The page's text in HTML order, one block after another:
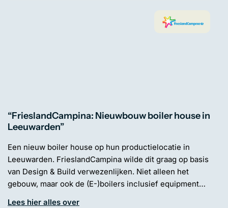
“FrieslandCampina: Nieuwbouw boiler house in
Leeuwarden”
Een nieuw boiler house op hun productielocatie in
Leeuwarden. FrieslandCampina wilde dit graag op basis
van Design & Build verwezenlijken. Niet alleen het
gebouw, maar ook de (E-)boilers inclusief equipment…
Lees hier alles over